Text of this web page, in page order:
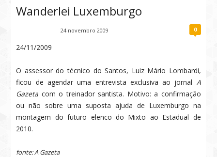
Wanderlei Luxemburgo
24 novembro 2009 0
24/11/2009
O assessor do técnico do Santos, Luiz Mário Lombardi,
ficou de agendar uma entrevista exclusiva ao jornal A
Gazeta com o treinador santista. Motivo: a confirmação
ou não sobre uma suposta ajuda de Luxemburgo na
montagem do futuro elenco do Mixto ao Estadual de
2010.
fonte: A Gazeta